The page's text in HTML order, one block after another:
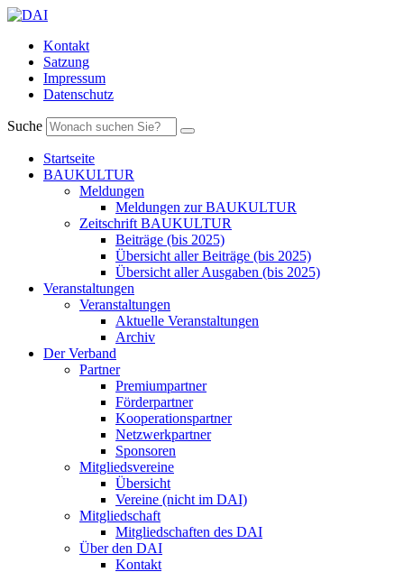
Kontakt
Satzung
Impressum
Datenschutz
Suche
Startseite
BAUKULTUR
Meldungen
Meldungen zur BAUKULTUR
Zeitschrift BAUKULTUR
Beiträge (bis 2025)
Übersicht aller Beiträge (bis 2025)
Übersicht aller Ausgaben (bis 2025)
Veranstaltungen
Veranstaltungen
Aktuelle Veranstaltungen
Archiv
Der Verband
Partner
Premiumpartner
Förderpartner
Kooperationspartner
Netzwerkpartner
Sponsoren
Mitgliedsvereine
Übersicht
Vereine (nicht im DAI)
Mitgliedschaft
Mitgliedschaften des DAI
Über den DAI
Kontakt